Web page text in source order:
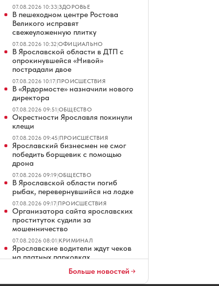
07.08.2026 10:33|ЗДОРОВЬЕ
В пешеходном центре Ростова
Великого исправят
свежеуложенную плитку
07.08.2026 10:32|ОФИЦИАЛЬНО
В Ярославской области в ДТП с
опрокинувшейся «Нивой»
пострадали двое
07.08.2026 10:17|ПРОИСШЕСТВИЯ
В «Ярдормосте» назначили нового
директора
07.08.2026 09:51|ОБЩЕСТВО
Окрестности Ярославля покинули
клещи
07.08.2026 09:45|ПРОИСШЕСТВИЯ
Ярославский бизнесмен не смог
победить борщевик с помощью
дрона
07.08.2026 09:19|ОБЩЕСТВО
В Ярославской области погиб
рыбак, перевернувшийся на лодке
07.08.2026 09:17|ПРОИСШЕСТВИЯ
Организатора сайта ярославских
проституток судили за
мошенничество
07.08.2026 08:01|КРИМИНАЛ
Ярославские водители ждут чеков
на платных парковках
ОБЩЕСТВО
В Ярославле повторно продают
Больше новостей